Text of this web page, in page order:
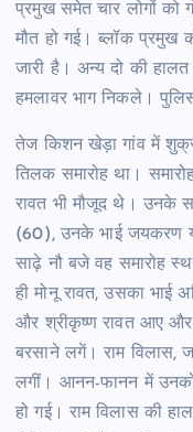
प्रमुख समेत चार लोगों को
मौत हो गई। ब्लॉक प्रमुख
जारी है। अन्य दो की
हमलावर भाग निकले।
तेज किशन खेड़ा गांव में
तिलक समारोह था।
रावत भी मौजूद थे। उनके
(60), उनके भाई जयकरण
साढ़े नौ बजे वह समारोह
ही मोनू रावत, उसका भाई
और श्रीकृष्ण रावत आए और
बरसाने लगें। राम विलास,
लगीं। आनन-फानन में
हो गई। राम विलास की